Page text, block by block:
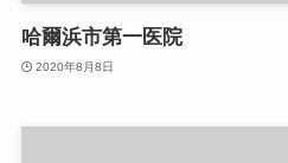
哈爾浜市第一医院
2020年8月8日